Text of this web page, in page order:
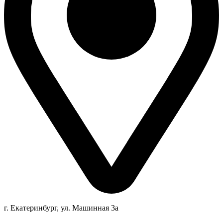
г. Екатеринбург, ул. Машинная 3а